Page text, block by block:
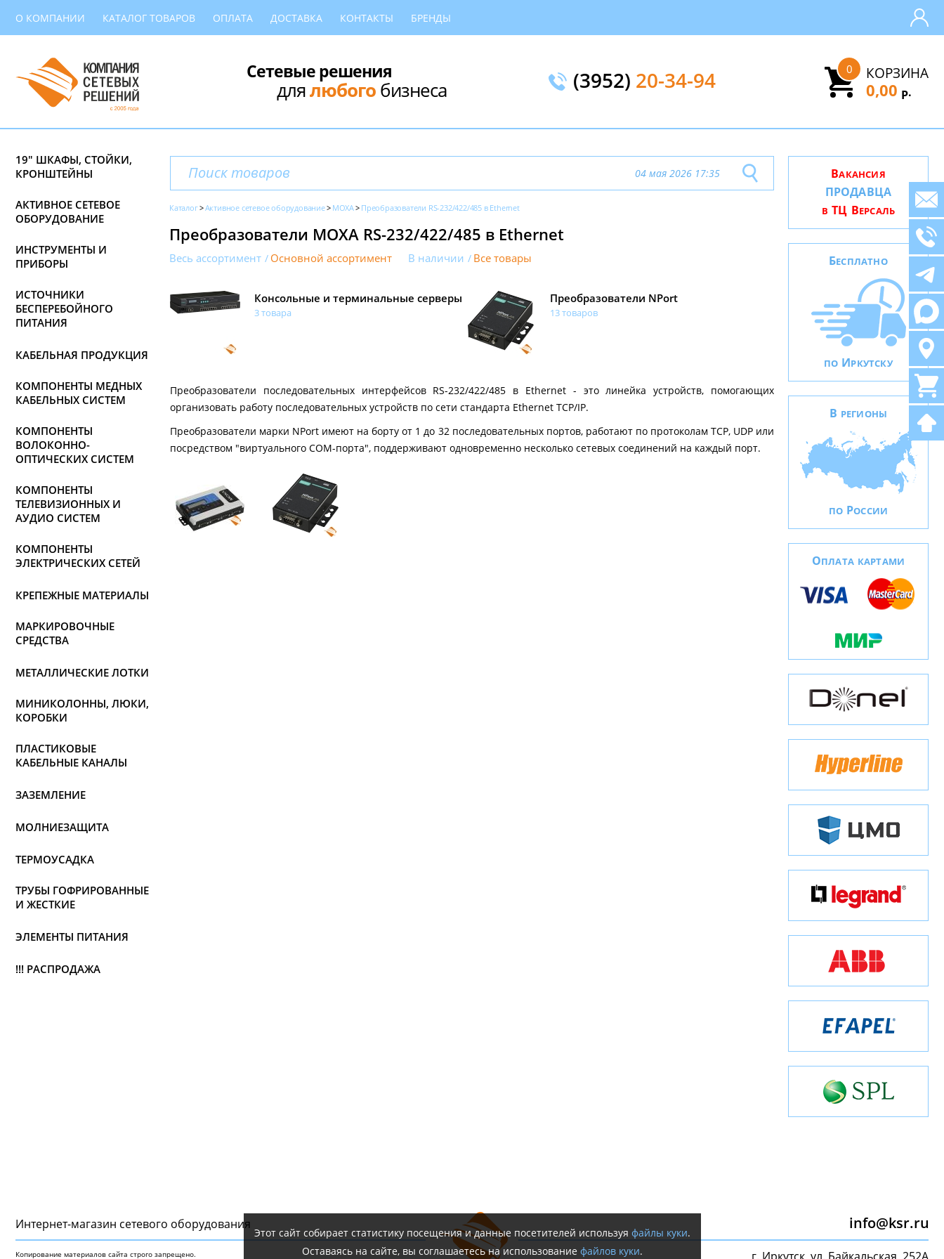
О КОМПАНИИ КАТАЛОГ ТОВАРОВ ОПЛАТА ДОСТАВКА КОНТАКТЫ БРЕНДЫ
Сетевые решения
длялюбогобизнеса (3952) 20-34-94 КОРЗИНА
0
0,00 Р.
19" ШКАФЫ, СТОЙКИ,
КРОНШТЕЙНЫ
АКТИВНОЕ СЕТЕВОЕ
ОБОРУДОВАНИЕ
ИНСТРУМЕНТЫ И
ПРИБОРЫ
ИСТОЧНИКИ
БЕСПЕРЕБОЙНОГО
ПИТАНИЯ
КАБЕЛЬНАЯ ПРОДУКЦИЯ
КОМПОНЕНТЫ МЕДНЫХ
КАБЕЛЬНЫХ СИСТЕМ
КОМПОНЕНТЫ
ВОЛОКОННО-
ОПТИЧЕСКИХ СИСТЕМ
КОМПОНЕНТЫ
ТЕЛЕВИЗИОННЫХ И
АУДИО СИСТЕМ
КОМПОНЕНТЫ
ЭЛЕКТРИЧЕСКИХ СЕТЕЙ
КРЕПЕЖНЫЕ МАТЕРИАЛЫ
МАРКИРОВОЧНЫЕ
СРЕДСТВА
МЕТАЛЛИЧЕСКИЕ ЛОТКИ
МИНИКОЛОННЫ, ЛЮКИ,
КОРОБКИ
ПЛАСТИКОВЫЕ
КАБЕЛЬНЫЕ КАНАЛЫ
ЗАЗЕМЛЕНИЕ
МОЛНИЕЗАЩИТА
ТЕРМОУСАДКА
ТРУБЫ ГОФРИРОВАННЫЕ
И ЖЕСТКИЕ
ЭЛЕМЕНТЫ ПИТАНИЯ
!!! РАСПРОДАЖА
04 мая 2026 17:35
Каталог Активное сетевое оборудование MOXA Преобразователи RS-232/422/485 в Ethernet
Преобразователи MOXA RS-232/422/485 в Ethernet
Весь ассортимент Основной ассортимент В наличии Все товары
Консольные и терминальные серверы
3 товара
Преобразователи NPort
13 товаров
Преобразователи последовательных интерфейсов RS-232/422/485 в Ethernet - это линейка устройств, помогающих
организовать работу последовательных устройств по сети стандарта Ethernet TCP/IP.
Преобразователи марки NPort имеют на борту от 1 до 32 последовательных портов, работают по протоколам TCP, UDP или
посредством "виртуального COM-порта", поддерживают одновременно несколько сетевых соединений на каждый порт.
ВАКАНСИЯ
ПРОДАВЦА
В ТЦ ВЕРСАЛЬ
БЕСПЛАТНО
ПО ИРКУТСКУ
В РЕГИОНЫ
ПО РОССИИ
ОПЛАТА КАРТАМИ
Интернет-магазин сетeвого оборудования
Копирование материалов сайта строго запрещено.
info@ksr.ru
Этот сайт собирает статистику посещения и данные посетителей используя файлы куки.
Оставаясь на сайте, вы соглашаетесь на использование файлов куки.